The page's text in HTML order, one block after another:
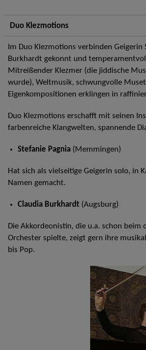
Duo Klezmotions
Im Duo Klezmotions verbinden
Burkhardt gekonnt und
Mitreißender Klezmer (die jiddische
wurde), Weltmusik, schwungvolle
Eigenkompositionen erklingen in
Duo Klezmotions erschafft mit seinen
farbenreiche Klangwelten, spannende
Stefanie Pagnia (Memmingen)
Hat sich als vielseitige Geigerin solo, in
Namen gemacht.
Claudia Burkhardt(Augsburg)
Die Akkordeonistin, die u.a. schon beim
Orchester spielte, zeigt gern ihre
bis Pop.